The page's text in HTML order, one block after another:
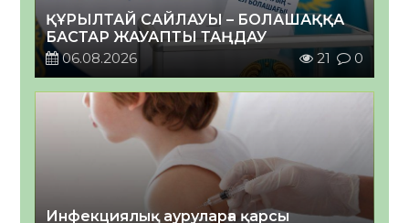
ҚҰРЫЛТАЙ САЙЛАУЫ – БОЛАШАҚҚА
БАСТАР ЖАУАПТЫ ТАҢДАУ
06.08.2026
21 0
Инфекциялық ауруларға қарсы